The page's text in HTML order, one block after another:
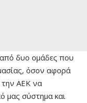
δυο ομάδες που
όσον αφορά
την ΑΕΚ να
μας σύστημα και